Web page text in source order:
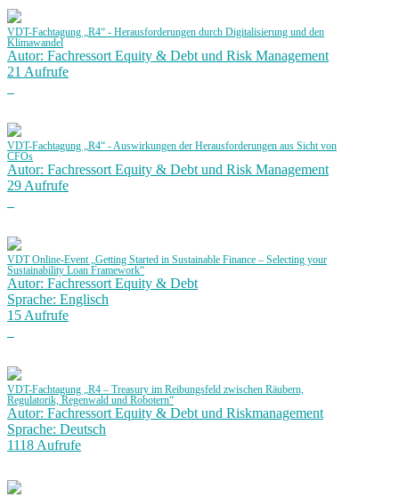
VDT-Fachtagung „R4“ - Herausforderungen durch Digitalisierung und den
Klimawandel
Autor: Fachressort Equity & Debt und Risk Management
21 Aufrufe
VDT-Fachtagung „R4“ - Auswirkungen der Herausforderungen aus Sicht von
CFOs
Autor: Fachressort Equity & Debt und Risk Management
29 Aufrufe
VDT Online-Event „Getting Started in Sustainable Finance – Selecting your
Sustainability Loan Framework“
Autor: Fachressort Equity & Debt
Sprache: Englisch
15 Aufrufe
VDT-Fachtagung „R4 – Treasury im Reibungsfeld zwischen Räubern,
Regulatorik, Regenwald und Robotern“
Autor: Fachressort Equity & Debt und Riskmanagement
Sprache: Deutsch
1118 Aufrufe